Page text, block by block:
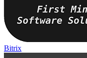
Bitrix